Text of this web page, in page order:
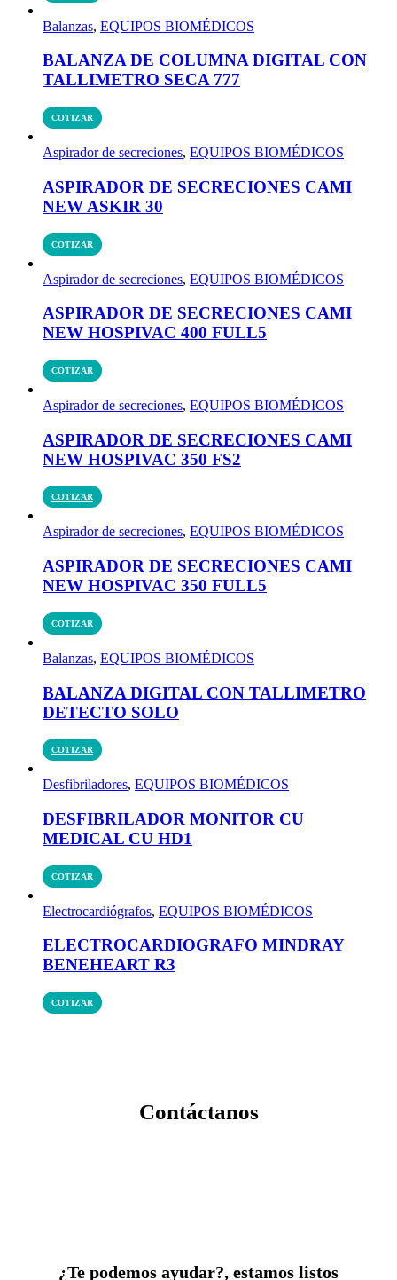
Balanzas, EQUIPOS BIOMÉDICOS
BALANZA DE COLUMNA DIGITAL CON
TALLIMETRO SECA 777
COTIZAR
Aspirador de secreciones, EQUIPOS BIOMÉDICOS
ASPIRADOR DE SECRECIONES CAMI
NEW ASKIR 30
COTIZAR
Aspirador de secreciones, EQUIPOS BIOMÉDICOS
ASPIRADOR DE SECRECIONES CAMI
NEW HOSPIVAC 400 FULL5
COTIZAR
Aspirador de secreciones, EQUIPOS BIOMÉDICOS
ASPIRADOR DE SECRECIONES CAMI
NEW HOSPIVAC 350 FS2
COTIZAR
Aspirador de secreciones, EQUIPOS BIOMÉDICOS
ASPIRADOR DE SECRECIONES CAMI
NEW HOSPIVAC 350 FULL5
COTIZAR
Balanzas, EQUIPOS BIOMÉDICOS
BALANZA DIGITAL CON TALLIMETRO
DETECTO SOLO
COTIZAR
Desfibriladores, EQUIPOS BIOMÉDICOS
DESFIBRILADOR MONITOR CU
MEDICAL CU HD1
COTIZAR
Electrocardiógrafos, EQUIPOS BIOMÉDICOS
ELECTROCARDIOGRAFO MINDRAY
BENEHEART R3
COTIZAR
Contáctanos
¿Te podemos ayudar?, estamos listos